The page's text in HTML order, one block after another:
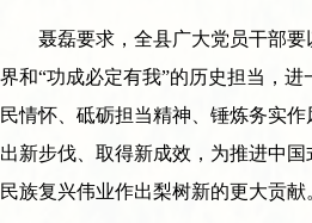
聂磊要求，全县广大党员干部要
界和“功成必定有我”的历史担当，
民情怀、砥砺担当精神、锤炼务实
出新步伐、取得新成效，为推进中
民族复兴伟业作出梨树新的更大贡献